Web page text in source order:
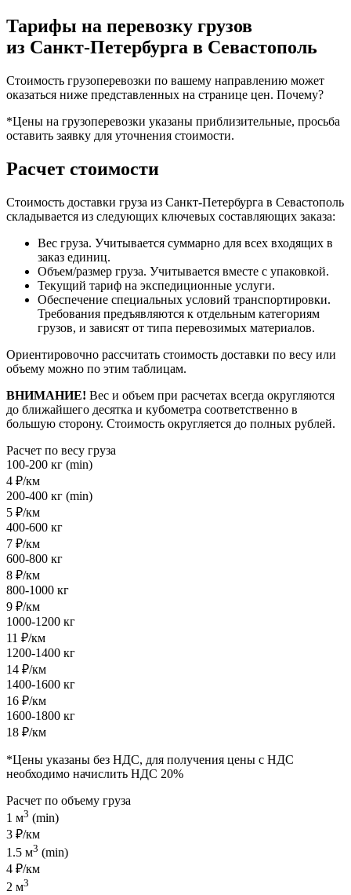
Тарифы на перевозку грузов
из Санкт-Петербурга в Севастополь
Стоимость грузоперевозки по вашему направлению может
оказаться ниже представленных на странице цен. Почему?
*Цены на грузоперевозки указаны приблизительные, просьба
оставить заявку для уточнения стоимости.
Расчет стоимости
Стоимость доставки груза из Санкт-Петербурга в Севастополь
складывается из следующих ключевых составляющих заказа:
Вес груза. Учитывается суммарно для всех входящих в
заказ единиц.
Объем/размер груза. Учитывается вместе с упаковкой.
Текущий тариф на экспедиционные услуги.
Обеспечение специальных условий транспортировки.
Требования предъявляются к отдельным категориям
грузов, и зависят от типа перевозимых материалов.
Ориентировочно рассчитать стоимость доставки по весу или
объему можно по этим таблицам.
ВНИМАНИЕ! Вес и объем при расчетах всегда округляются
до ближайшего десятка и кубометра соответственно в
большую сторону. Стоимость округляется до полных рублей.
Расчет по весу груза
100-200 кг (min)
4 ₽/км
200-400 кг (min)
5 ₽/км
400-600 кг
7 ₽/км
600-800 кг
8 ₽/км
800-1000 кг
9 ₽/км
1000-1200 кг
11 ₽/км
1200-1400 кг
14 ₽/км
1400-1600 кг
16 ₽/км
1600-1800 кг
18 ₽/км
*Цены указаны без НДС, для получения цены с НДС
необходимо начислить НДС 20%
Расчет по объему груза
1 м3 (min)
3 ₽/км
1.5 м3 (min)
4 ₽/км
2 м3